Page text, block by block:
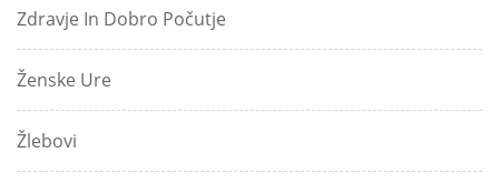
Zdravje In Dobro Počutje
Ženske Ure
Žlebovi